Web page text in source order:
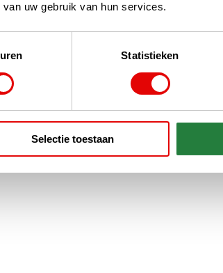
uw gebruik van hun services.
Statistieken
Selectie toestaan